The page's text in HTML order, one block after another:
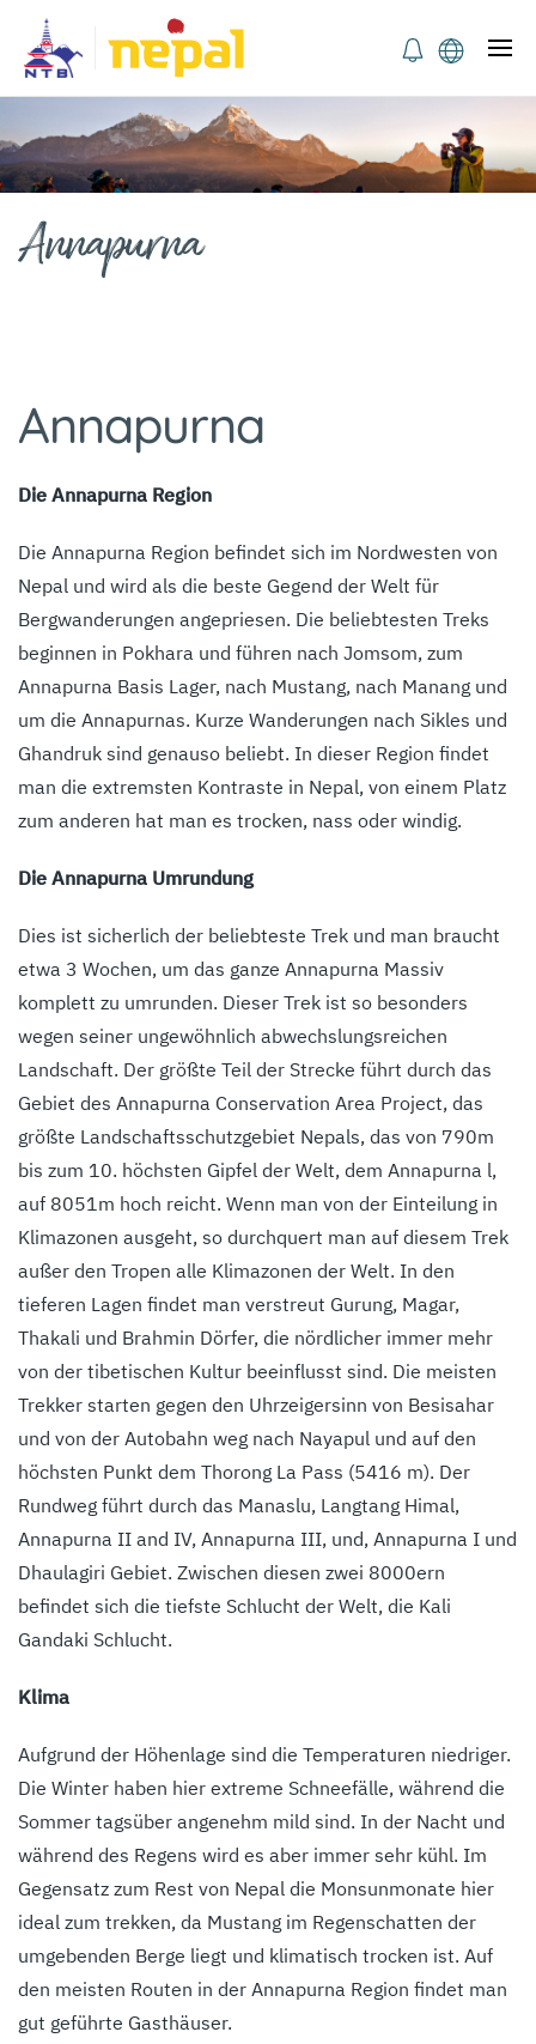
Annapurna
Annapurna
Die Annapurna Region
Die Annapurna Region befindet sich im Nordwesten von
Nepal und wird als die beste Gegend der Welt für
Bergwanderungen angepriesen. Die beliebtesten Treks
beginnen in Pokhara und führen nach Jomsom, zum
Annapurna Basis Lager, nach Mustang, nach Manang und
um die Annapurnas. Kurze Wanderungen nach Sikles und
Ghandruk sind genauso beliebt. In dieser Region findet
man die extremsten Kontraste in Nepal, von einem Platz
zum anderen hat man es trocken, nass oder windig.
Die Annapurna Umrundung
Dies ist sicherlich der beliebteste Trek und man braucht
etwa 3 Wochen, um das ganze Annapurna Massiv
komplett zu umrunden. Dieser Trek ist so besonders
wegen seiner ungewöhnlich abwechslungsreichen
Landschaft. Der größte Teil der Strecke führt durch das
Gebiet des Annapurna Conservation Area Project, das
größte Landschaftsschutzgebiet Nepals, das von 790m
bis zum 10. höchsten Gipfel der Welt, dem Annapurna l,
auf 8051m hoch reicht. Wenn man von der Einteilung in
Klimazonen ausgeht, so durchquert man auf diesem Trek
außer den Tropen alle Klimazonen der Welt. In den
tieferen Lagen findet man verstreut Gurung, Magar,
Thakali und Brahmin Dörfer, die nördlicher immer mehr
von der tibetischen Kultur beeinflusst sind. Die meisten
Trekker starten gegen den Uhrzeigersinn von Besisahar
und von der Autobahn weg nach Nayapul und auf den
höchsten Punkt dem Thorong La Pass (5416 m). Der
Rundweg führt durch das Manaslu, Langtang Himal,
Annapurna II and IV, Annapurna III, und, Annapurna I und
Dhaulagiri Gebiet. Zwischen diesen zwei 8000ern
befindet sich die tiefste Schlucht der Welt, die Kali
Gandaki Schlucht.
Klima
Aufgrund der Höhenlage sind die Temperaturen niedriger.
Die Winter haben hier extreme Schneefälle, während die
Sommer tagsüber angenehm mild sind. In der Nacht und
während des Regens wird es aber immer sehr kühl. Im
Gegensatz zum Rest von Nepal die Monsunmonate hier
ideal zum trekken, da Mustang im Regenschatten der
umgebenden Berge liegt und klimatisch trocken ist. Auf
den meisten Routen in der Annapurna Region findet man
gut geführte Gasthäuser.